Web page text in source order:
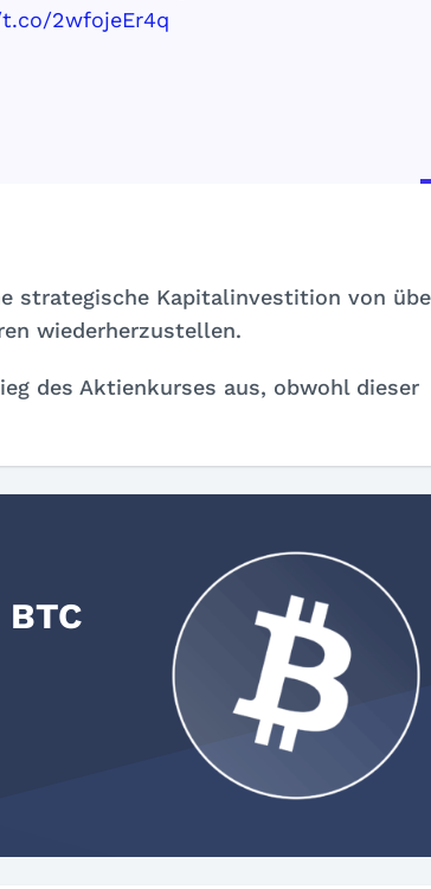
2wfojeEr4q
strategische Kapitalinvestition von
wiederherzustellen.
des Aktienkurses aus, obwohl dieser